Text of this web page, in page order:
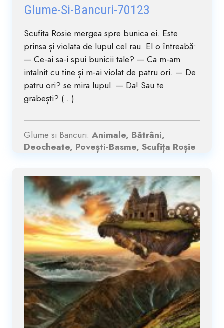
Glume-Si-Bancuri-70123
Scufita Rosie mergea spre bunica ei. Este
prinsa și violata de lupul cel rau. El o întreabă:
— Ce-ai sa-i spui bunicii tale? — Ca m-am
intalnit cu tine și m-ai violat de patru ori. — De
patru ori? se mira lupul. — Da! Sau te
grabești? (...)
Glume si Bancuri: Animale, Bătrâni,
Deocheate, Povești-Basme, Scufița Roșie